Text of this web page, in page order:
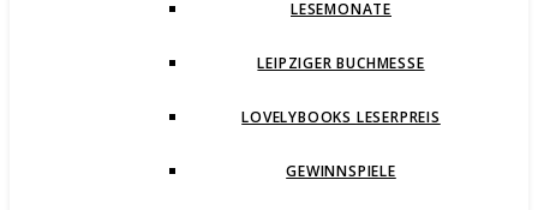
LESEMONATE
LEIPZIGER BUCHMESSE
LOVELYBOOKS LESERPREIS
GEWINNSPIELE